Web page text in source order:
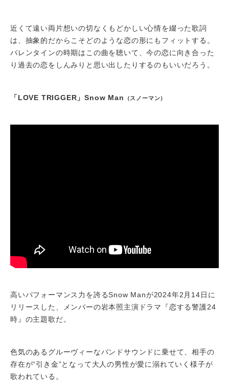
近くて遠い両片想いの切なくもどかしい心情を綴った歌詞
は、抽象的だからこそどのような恋の形にもフィットする。
バレンタインの時期はこの曲を聴いて、今の恋に向き合った
り過去の恋をしんみりと思い出したりするのもいいだろう。
「LOVE TRIGGER」Snow Man （スノーマン）
高いパフォーマンス力を誇るSnow Manが2024年2月14日に
リリースした、メンバーの岩本照主演ドラマ『恋する警護24
時』の主題歌だ。
色気のあるグルーヴィーなバンドサウンドに乗せて、相手の
存在が“引き金”となって大人の男性が愛に溺れていく様子が
歌われている。